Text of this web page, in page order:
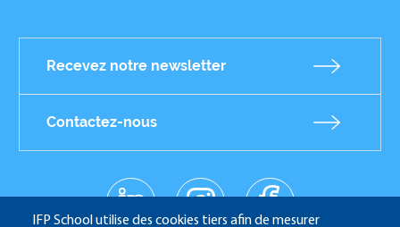
IFP School utilise des cookies tiers afin de mesurer
Recevez notre newsletter
Contactez-nous
Réseaux
linkedin
instagr
facebo